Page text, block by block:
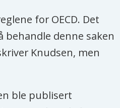
for OECD. Det
denne saken
Knudsen, men
ble publisert